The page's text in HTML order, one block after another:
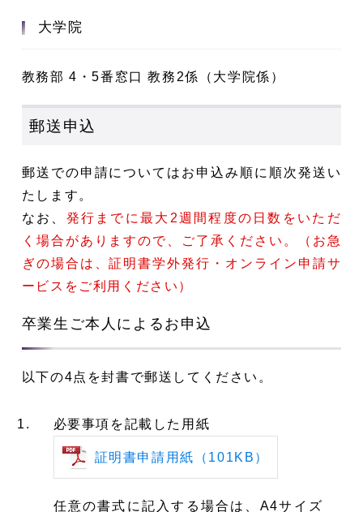
大学院
教務部 4・5番窓口 教務2係（大学院係）
郵送申込
郵送での申請についてはお申込み順に順次発送い
たします。
なお、 発行までに最大2週間程度の日数をいただ
く場合がありますので、ご了承ください。（お急
ぎの場合は、証明書学外発行・オンライン申請サ
ービスをご利用ください）
卒業生ご本人によるお申込
以下の4点を封書で郵送してください。
必要事項を記載した用紙
証明書申請用紙（101KB）
任意の書式に記入する場合は、A4サイズ